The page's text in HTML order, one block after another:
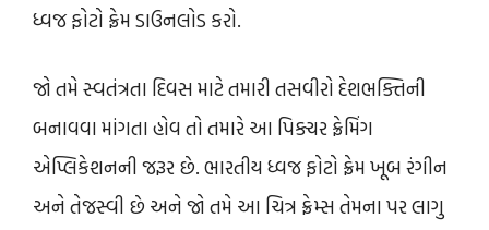
ધ્વજ ફોટો ફ્રેમ ડાઉનલોડ કરો.
જો તમે સ્વતંત્રતા દિવસ માટે તમારી તસવીરો દેશભક્તિની
બનાવવા માંગતા હોવ તો તમારે આ પિક્ચર ફ્રેમિંગ
એપ્લિકેશનની જરૂર છે. ભારતીય ધ્વજ ફોટો ફ્રેમ ખૂબ રંગીન
અને તેજસ્વી છે અને જો તમે આ ચિત્ર ફ્રેમ્સ તેમના પર લાગુ